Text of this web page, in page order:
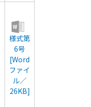
様式第
6号
[Word
ファイ
ル／
26KB]